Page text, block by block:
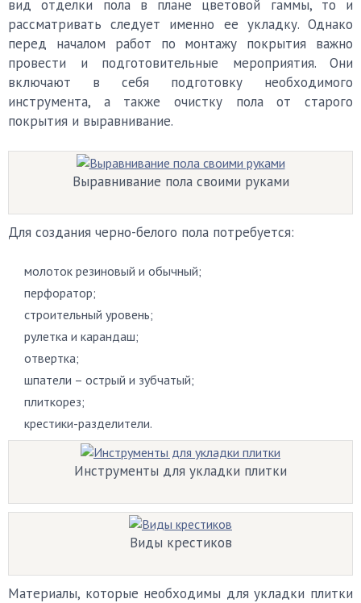
вид отделки пола в плане цветовой гаммы, то и
рассматривать следует именно ее укладку. Однако
перед началом работ по монтажу покрытия важно
провести и подготовительные мероприятия. Они
включают в себя подготовку необходимого
инструмента, а также очистку пола от старого
покрытия и выравнивание.
Выравнивание пола своими руками
Для создания черно-белого пола потребуется:
молоток резиновый и обычный;
перфоратор;
строительный уровень;
рулетка и карандаш;
отвертка;
шпатели – острый и зубчатый;
плиткорез;
крестики-разделители.
Инструменты для укладки плитки
Виды крестиков
Материалы, которые необходимы для укладки плитки